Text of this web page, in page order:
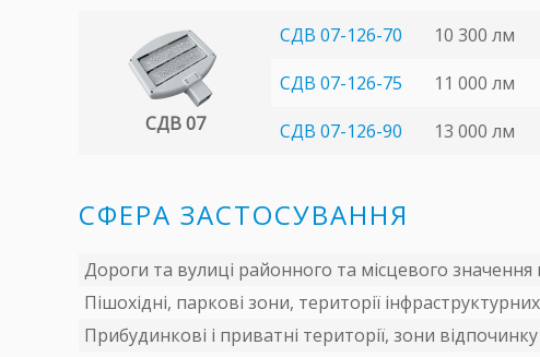
СДВ 07
СДВ 07-126-70 10 300 лм
СДВ 07-126-75
11 000 лм
СДВ 07-126-90
13 000 лм
СФЕРА ЗАСТОСУВАННЯ
Дороги та вулиці районного та місцевого значення
Пішохідні, паркові зони, території
Прибудинкові і приватні території, зони відпочинку